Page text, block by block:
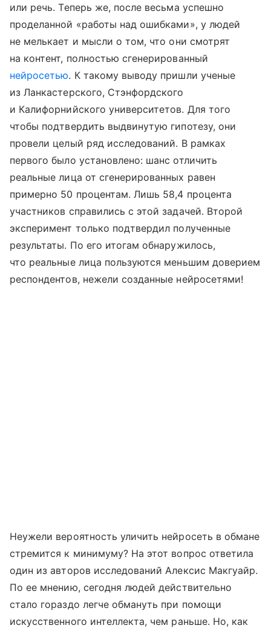
или речь. Теперь же, после весьма успешно
проделанной «работы над ошибками», у людей
не мелькает и мысли о том, что они смотрят
на контент, полностью сгенерированный
нейросетью. К такому выводу пришли ученые
из Ланкастерского, Стэнфордского
и Калифорнийского университетов. Для того
чтобы подтвердить выдвинутую гипотезу, они
провели целый ряд исследований. В рамках
первого было установлено: шанс отличить
реальные лица от сгенерированных равен
примерно 50 процентам. Лишь 58,4 процента
участников справились с этой задачей. Второй
эксперимент только подтвердил полученные
результаты. По его итогам обнаружилось,
что реальные лица пользуются меньшим доверием
респондентов, нежели созданные нейросетями!
Неужели вероятность уличить нейросеть в обмане
стремится к минимуму? На этот вопрос ответила
один из авторов исследований Алексис Макгуайр.
По ее мнению, сегодня людей действительно
стало гораздо легче обмануть при помощи
искусственного интеллекта, чем раньше. Но, как